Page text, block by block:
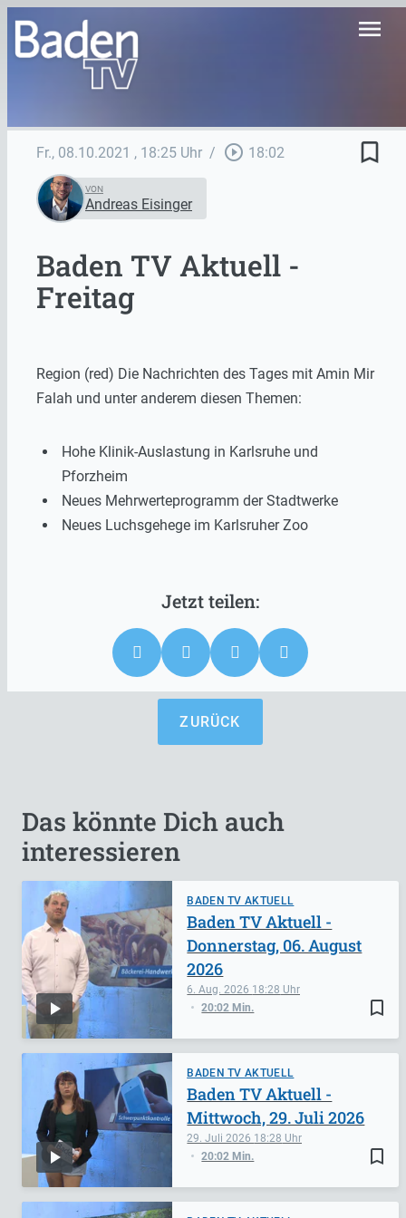
menu
Fr., 08.10.2021 , 18:25 Uhr / play_circle_outline 18:02 bookmark_border
VON
Andreas Eisinger
Baden TV Aktuell -
Freitag
Region (red) Die Nachrichten des Tages mit Amin Mir
Falah und unter anderem diesen Themen:
Hohe Klinik-Auslastung in Karlsruhe und
Pforzheim
Neues Mehrwerteprogramm der Stadtwerke
Neues Luchsgehege im Karlsruher Zoo
ZURÜCK
Das könnte Dich auch
interessieren
BADEN TV AKTUELL
bookmark_border
6. Aug. 2026 18:28
20:02 Min.
Baden TV Aktuell -
Donnerstag, 06. August
2026
BADEN TV AKTUELL
bookmark_border
29. Juli 2026 18:28
20:02 Min.
Baden TV Aktuell -
Mittwoch, 29. Juli 2026